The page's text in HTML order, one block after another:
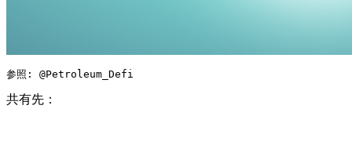
参照: @Petroleum_Defi
共有先：